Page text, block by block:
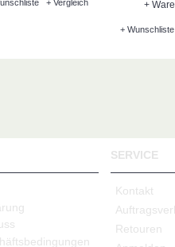
+ Vergleich +
+ Wunschliste
SERVICE
Kontakt
Retouren